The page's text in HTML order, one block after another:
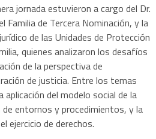
jornada estuvieron a cargo del Dr.
Familia de Tercera Nominación, y la
de las Unidades de Protección
quienes analizaron los desafíos
de la perspectiva de
de justicia. Entre los temas
del modelo social de la
de entornos y procedimientos, y la
ejercicio de derechos.